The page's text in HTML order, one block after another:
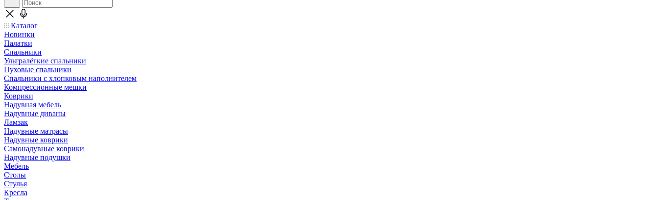
Каталог
Новинки
Палатки
Спальники
Ультралёгкие спальники
Пуховые спальники
Спальники с хлопковым наполнителем
Компрессионные мешки
Коврики
Надувная мебель
Надувные диваны
Ламзак
Надувные матрасы
Надувные коврики
Самонадувные коврики
Надувные подушки
Мебель
Столы
Стулья
Кресла